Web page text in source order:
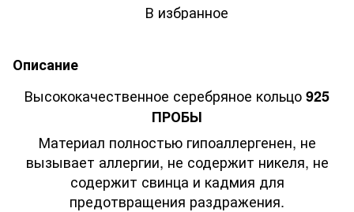
В избранное
Описание
Высококачественное серебряное кольцо925
ПРОБЫ
Материал полностью гипоаллергенен, не
вызывает аллергии, не содержит никеля, не
содержит свинца и кадмия для
предотвращения раздражения.